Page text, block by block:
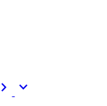
chevron_right expand_more